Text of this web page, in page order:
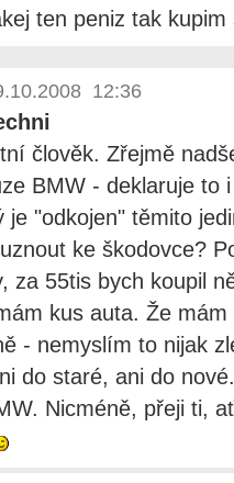
ten peniz tak
12:36
člověk. Zřejmě
BMW - deklaruje to
je "odkojen" těmito
ke škodovce?
za 55tis bych koupil
kus auta. Že
- nemyslím to nijak
do staré, ani do
Nicméně, přeji ti,